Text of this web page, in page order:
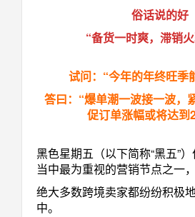
俗话说的好
“备货一时爽，滞销
试问：“今年的年终旺季
答曰：“爆单潮一波接一波，
促订单涨幅或将达到
黑色星期五（以下简称“黑五”
当中最为重视的营销节点之一，
绝大多数跨境卖家都纷纷积极
中。